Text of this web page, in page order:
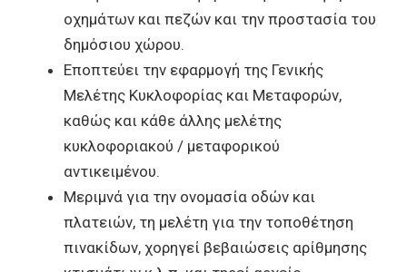
οχημάτων και πεζών και την προστασία του
δημόσιου χώρου.
Εποπτεύει την εφαρμογή της Γενικής
Μελέτης Κυκλοφορίας και Μεταφορών,
καθώς και κάθε άλλης μελέτης
κυκλοφοριακού / μεταφορικού
αντικειμένου.
Μεριμνά για την ονομασία οδών και
πλατειών, τη μελέτη για την τοποθέτηση
πινακίδων, χορηγεί βεβαιώσεις αρίθμησης